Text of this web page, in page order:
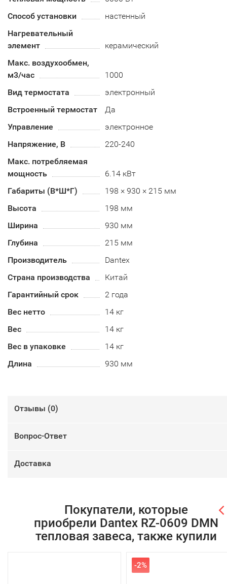
Способ установки
настенный
Нагревательный
элемент
керамический
Макс. воздухообмен,
м3/час
1000
Вид термостата
электронный
Встроенный термостат
Да
Управление
электронное
Напряжение, В
220-240
Макс. потребляемая
мощность
6.14 кВт
Габариты (В*Ш*Г)
198 × 930 × 215 мм
Высота
198 мм
Ширина
930 мм
Глубина
215 мм
Производитель
Dantex
Страна производства
Китай
Гарантийный срок
2 года
Вес нетто
14 кг
Вес
14 кг
Вес в упаковке
14 кг
Длина
930 мм
Отзывы (0)
Вопрос-Ответ
Доставка
Покупатели, которые
приобрели Dantex RZ-0609 DMN
тепловая завеса, также купили
-2%